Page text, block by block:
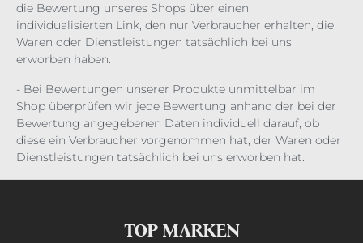
die Bewertung unseres Shops über einen
individualisierten Link, den nur Verbraucher erhalten, die
Waren oder Dienstleistungen tatsächlich bei uns
erworben haben.
- Bei Bewertungen unserer Produkte unmittelbar im
Shop überprüfen wir jede Bewertung anhand der bei der
Bewertung angegebenen Daten individuell darauf, ob
diese ein Verbraucher vorgenommen hat, der Waren oder
Dienstleistungen tatsächlich bei uns erworben hat.
TOP MARKEN